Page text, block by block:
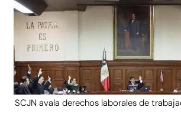
SCJN avala derechos laborales de